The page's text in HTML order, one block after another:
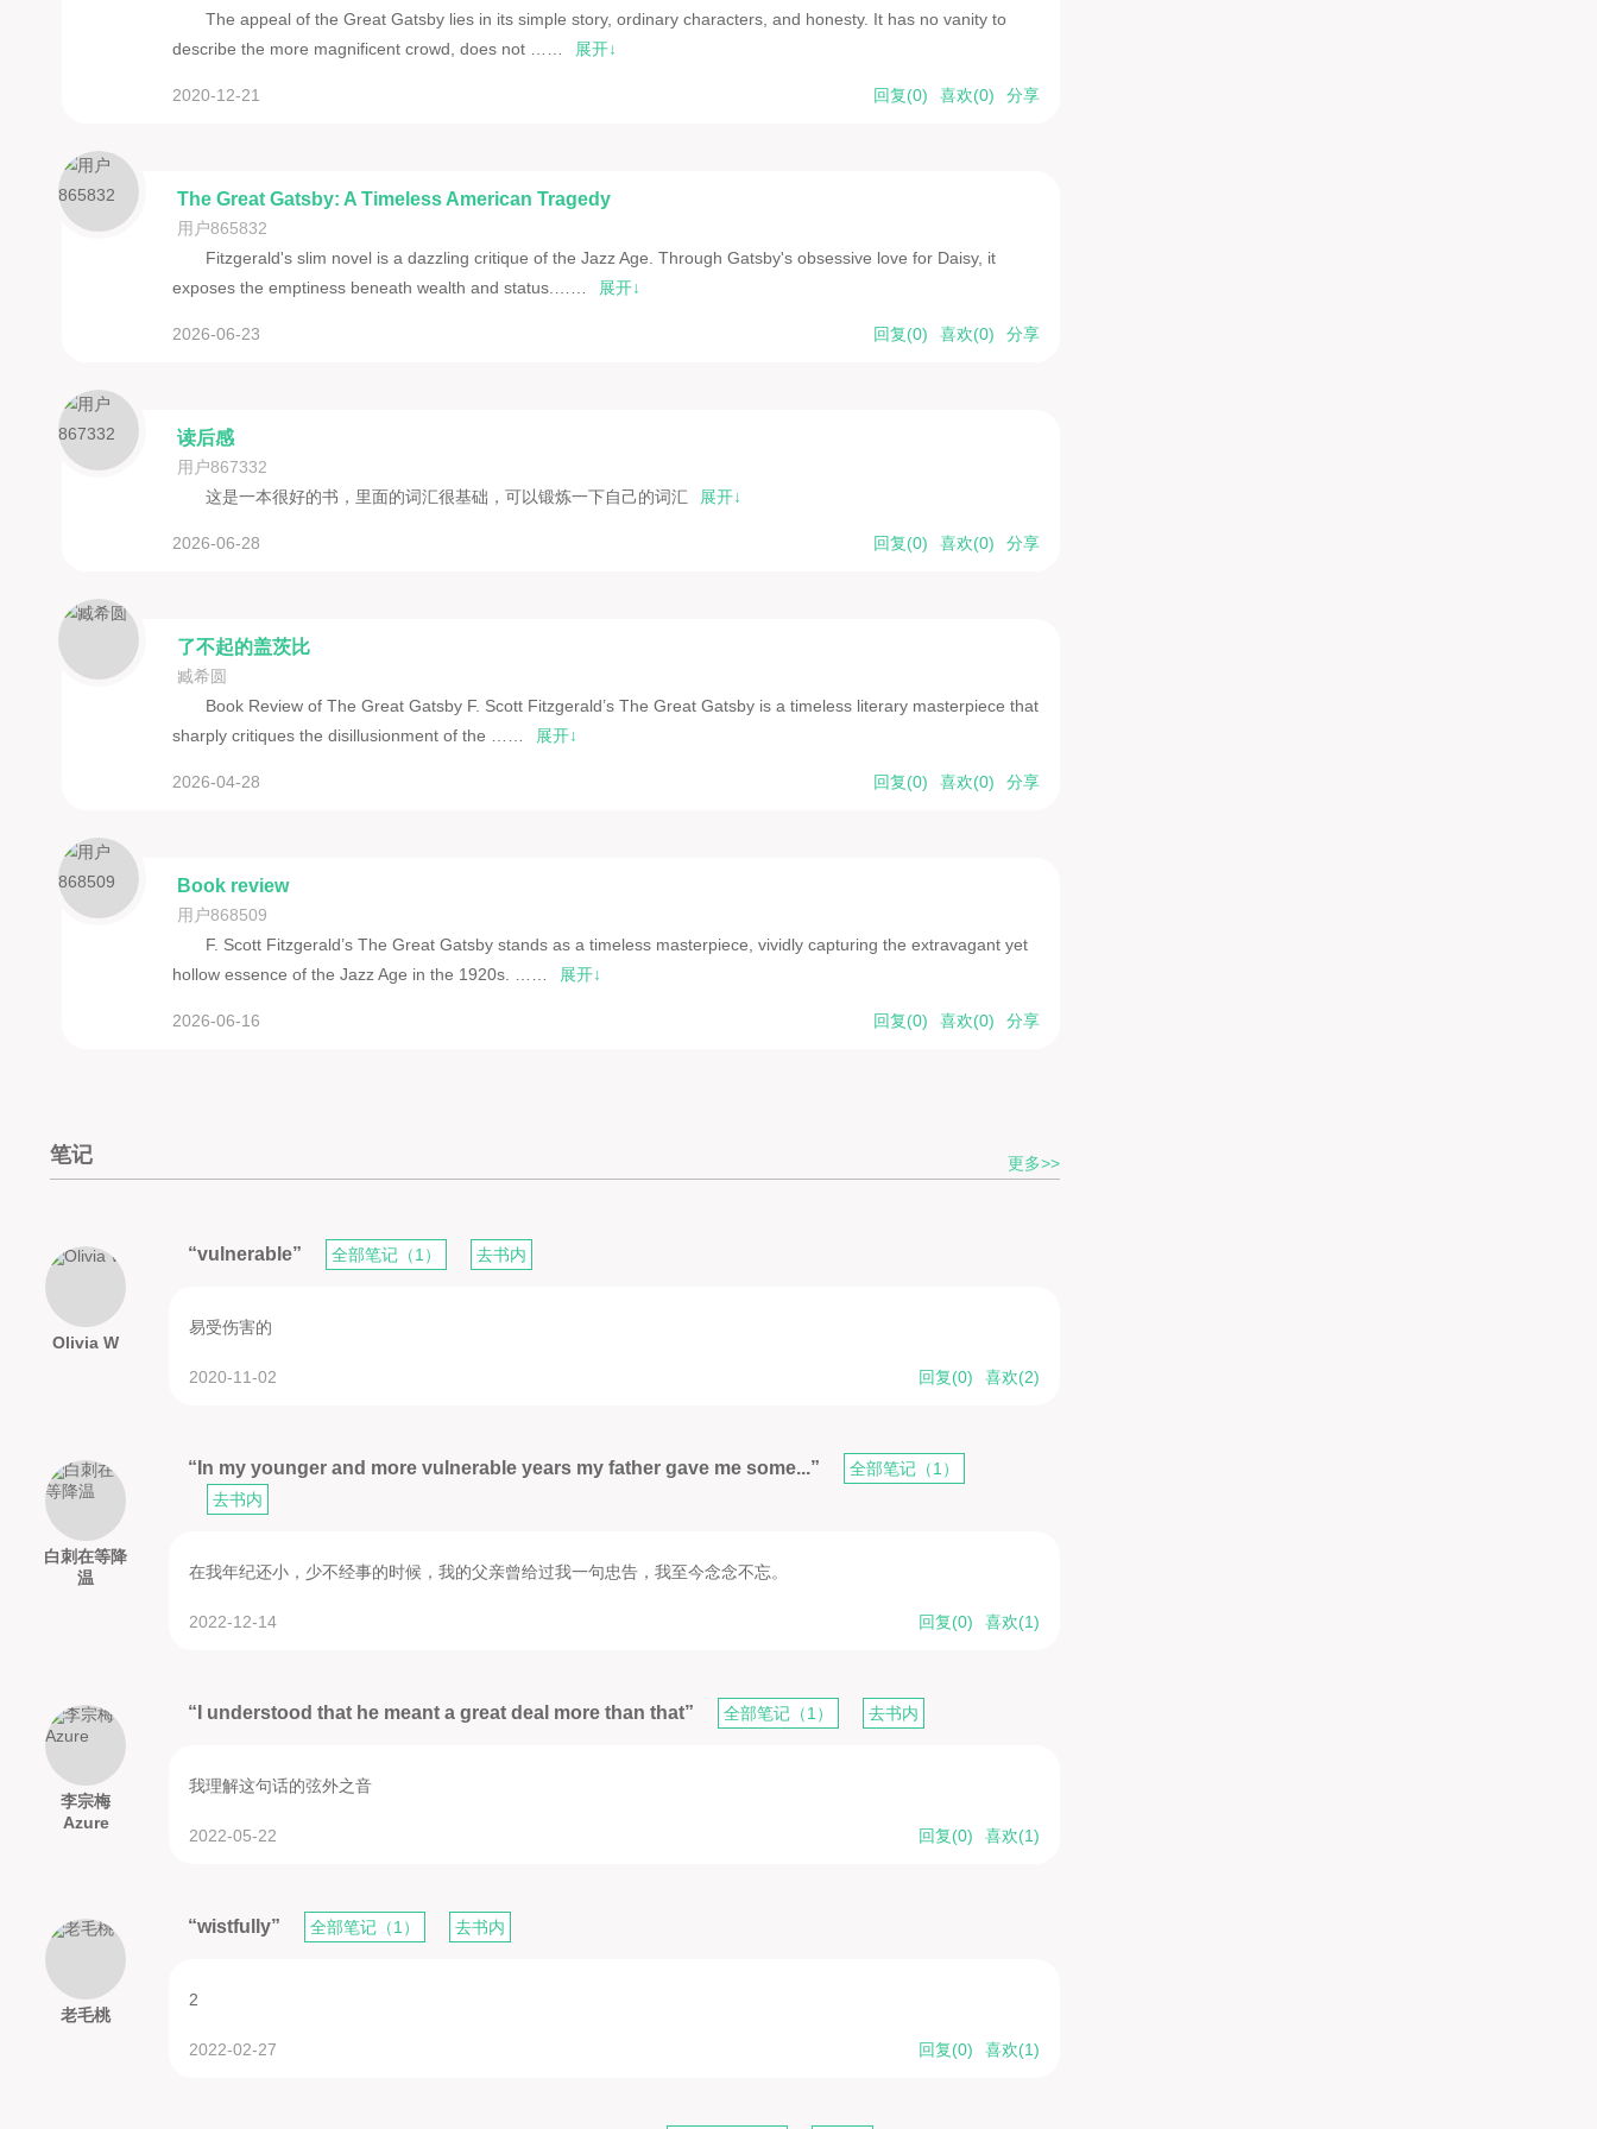
The appeal of the Great Gatsby lies in its simple story, ordinary characters, and honesty. It has no vanity to
describe the more magnificent crowd, does not ……
展开↓
2020-12-21 分享
喜欢(0)
回复(0)
The Great Gatsby: A Timeless American Tragedy
用户865832
Fitzgerald's slim novel is a dazzling critique of the Jazz Age. Through Gatsby's obsessive love for Daisy, it
exposes the emptiness beneath wealth and status.……
展开↓
2026-06-23 分享
喜欢(0)
回复(0)
读后感
用户867332
这是一本很好的书，里面的词汇很基础，可以锻炼一下自己的词汇
展开↓
2026-06-28 分享
喜欢(0)
回复(0)
了不起的盖茨比
臧希圆
Book Review of The Great Gatsby F. Scott Fitzgerald’s The Great Gatsby is a timeless literary masterpiece that
sharply critiques the disillusionment of the ……
展开↓
2026-04-28 分享
喜欢(0)
回复(0)
Book review
用户868509
F. Scott Fitzgerald’s The Great Gatsby stands as a timeless masterpiece, vividly capturing the extravagant yet
hollow essence of the Jazz Age in the 1920s. ……
展开↓
2026-06-16 分享
喜欢(0)
回复(0)
笔记 更多>>
Olivia W
“vulnerable” 全部笔记（1） 去书内
易受伤害的
2020-11-02 喜欢(2)
回复(0)
白刺在等降
温
“In my younger and more vulnerable years my father gave me some...”
全部笔记（1）
去书内
在我年纪还小，少不经事的时候，我的父亲曾给过我一句忠告，我至今念念不忘。
2022-12-14 喜欢(1)
回复(0)
李宗梅
Azure
“I understood that he meant a great deal more than that” 全部笔记（1） 去书内
我理解这句话的弦外之音
2022-05-22 喜欢(1)
回复(0)
老毛桃
“wistfully” 全部笔记（1） 去书内
2
2022-02-27 喜欢(1)
回复(0)